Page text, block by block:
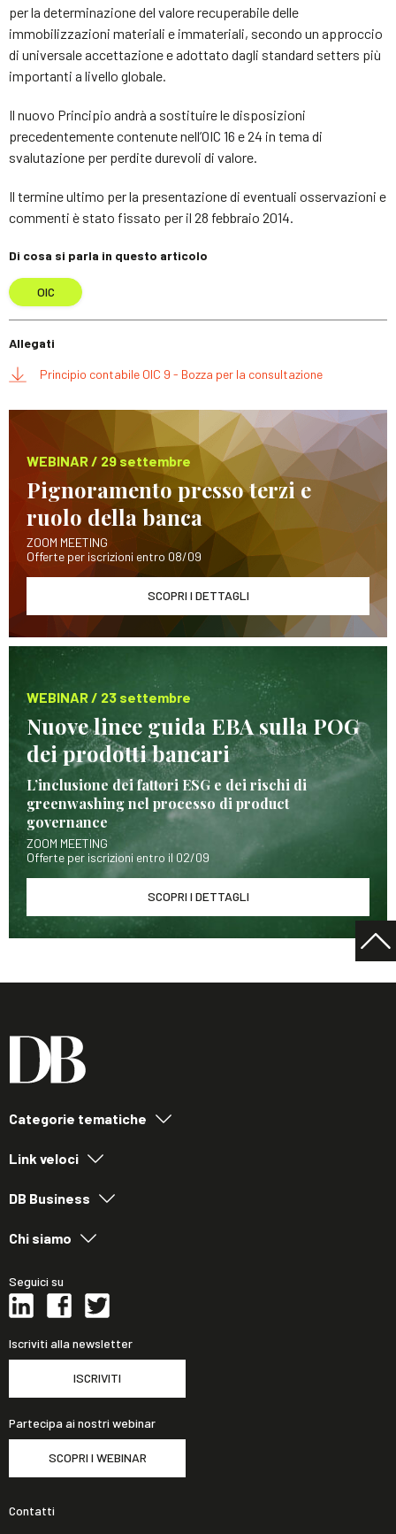
per la determinazione del valore recuperabile delle
immobilizzazioni materiali e immateriali, secondo un approccio
di universale accettazione e adottato dagli standard setters più
importanti a livello globale.
Il nuovo Principio andrà a sostituire le disposizioni
precedentemente contenute nell’OIC 16 e 24 in tema di
svalutazione per perdite durevoli di valore.
Il termine ultimo per la presentazione di eventuali osservazioni e
commenti è stato fissato per il 28 febbraio 2014.
Di cosa si parla in questo articolo
OIC
Allegati
Principio contabile OIC 9 - Bozza per la consultazione
WEBINAR / 29 settembre
Pignoramento presso terzi e
ruolo della banca
ZOOM MEETING
Offerte per iscrizioni entro 08/09
SCOPRI I DETTAGLI
WEBINAR / 23 settembre
Nuove linee guida EBA sulla POG
dei prodotti bancari
L’inclusione dei fattori ESG e dei rischi di
greenwashing nel processo di product
governance
ZOOM MEETING
Offerte per iscrizioni entro il 02/09
SCOPRI I DETTAGLI
Categorie tematiche
Link veloci
DB Business
Chi siamo
Seguici su
Iscriviti alla newsletter
ISCRIVITI
Partecipa ai nostri webinar
SCOPRI I WEBINAR
Contatti